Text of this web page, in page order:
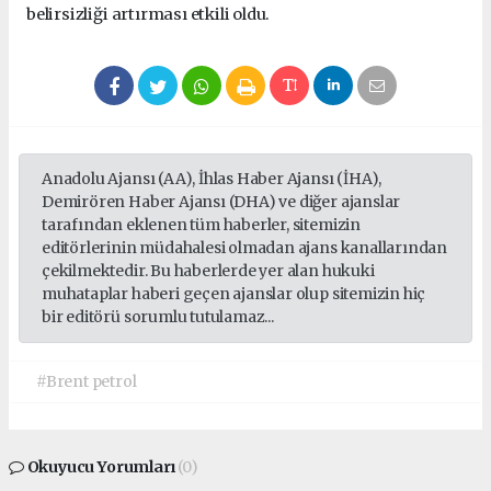
belirsizliği artırması etkili oldu.
Anadolu Ajansı (AA), İhlas Haber Ajansı (İHA),
Demirören Haber Ajansı (DHA) ve diğer ajanslar
tarafından eklenen tüm haberler, sitemizin
editörlerinin müdahalesi olmadan ajans kanallarından
çekilmektedir. Bu haberlerde yer alan hukuki
muhataplar haberi geçen ajanslar olup sitemizin hiç
bir editörü sorumlu tutulamaz...
#Brent petrol
Okuyucu Yorumları(0)